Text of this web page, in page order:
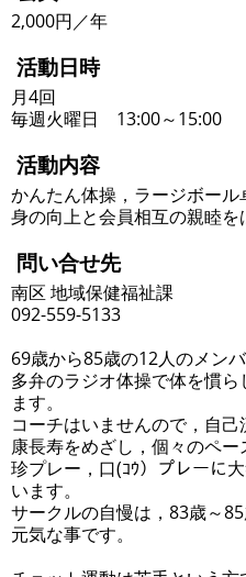
2,000円／年
活動日時
月4回
毎週火曜日 13:00～15:00
活動内容
かんたん体操，ラージボー
身の向上と会員相互の親睦を
問い合せ先
南区 地域保健福祉課
092-559-5133
69歳から85歳の12人のメン
多弁のラジオ体操で体を慣
ます。
コーチはいませんので，自
康長寿をめざし，個々のペー
珍プレー，口(ｺｳ）プレーに
います。
サークルの自慢は，83歳～
元気な事です。